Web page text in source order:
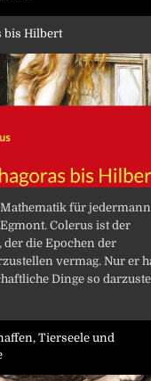
bis Hilbert
für
Colerus ist der
der die Epochen der
vermag. Nur er
Dinge so
Tierseele und